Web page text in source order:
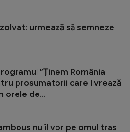
urmează să semneze
”Ținem România
prosumatorii care livrează
orele de...
nu îl vor pe omul tras